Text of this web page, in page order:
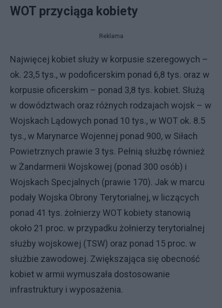
WOT przyciąga kobiety
Reklama
Najwięcej kobiet służy w korpusie szeregowych –
ok. 23,5 tys., w podoficerskim ponad 6,8 tys. oraz w
korpusie oficerskim – ponad 3,8 tys. kobiet. Służą
w dowództwach oraz różnych rodzajach wojsk – w
Wojskach Lądowych ponad 10 tys., w WOT ok. 8.5
tys., w Marynarce Wojennej ponad 900, w Siłach
Powietrznych prawie 3 tys. Pełnią służbę również
w Żandarmerii Wojskowej (ponad 300 osób) i
Wojskach Specjalnych (prawie 170). Jak w marcu
podały Wojska Obrony Terytorialnej, w liczących
ponad 41 tys. żołnierzy WOT kobiety stanowią
około 21 proc. w przypadku żołnierzy terytorialnej
służby wojskowej (TSW) oraz ponad 15 proc. w
służbie zawodowej. Zwiększająca się obecność
kobiet w armii wymuszała dostosowanie
infrastruktury i wyposażenia.